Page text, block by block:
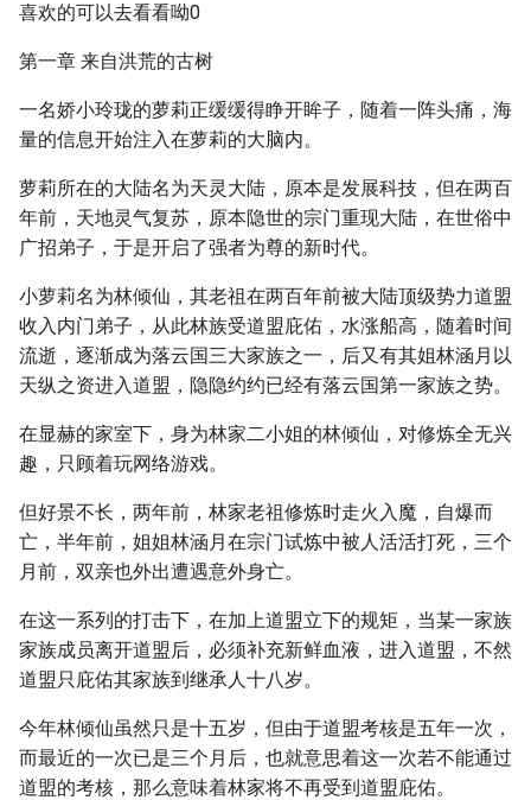
喜欢的可以去看看呦0
第一章 来自洪荒的古树
一名娇小玲珑的萝莉正缓缓得睁开眸子，随着一阵头痛，海
量的信息开始注入在萝莉的大脑内。
萝莉所在的大陆名为天灵大陆，原本是发展科技，但在两百
年前，天地灵气复苏，原本隐世的宗门重现大陆，在世俗中
广招弟子，于是开启了强者为尊的新时代。
小萝莉名为林倾仙，其老祖在两百年前被大陆顶级势力道盟
收入内门弟子，从此林族受道盟庇佑，水涨船高，随着时间
流逝，逐渐成为落云国三大家族之一，后又有其姐林涵月以
天纵之资进入道盟，隐隐约约已经有落云国第一家族之势。
在显赫的家室下，身为林家二小姐的林倾仙，对修炼全无兴
趣，只顾着玩网络游戏。
但好景不长，两年前，林家老祖修炼时走火入魔，自爆而
亡，半年前，姐姐林涵月在宗门试炼中被人活活打死，三个
月前，双亲也外出遭遇意外身亡。
在这一系列的打击下，在加上道盟立下的规矩，当某一家族
家族成员离开道盟后，必须补充新鲜血液，进入道盟，不然
道盟只庇佑其家族到继承人十八岁。
今年林倾仙虽然只是十五岁，但由于道盟考核是五年一次，
而最近的一次已是三个月后，也就意思着这一次若不能通过
道盟的考核，那么意味着林家将不再受到道盟庇佑。